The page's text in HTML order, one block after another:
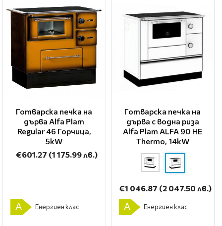
Готварска печка на
дърва Alfa Plam
Regular 46 Горчица,
5kW
€601.27 (1 175.99 лв.)
A Енергиен клас
Готварска печка на
дърва с водна риза
Alfa Plam ALFA 90 HE
Thermo, 14kW
€1 046.87 (2 047.50 лв.)
A Енергиен клас